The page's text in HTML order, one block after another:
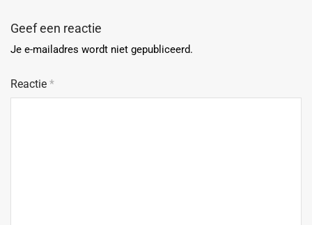
Geef een reactie
Je e-mailadres wordt niet gepubliceerd.
Reactie *